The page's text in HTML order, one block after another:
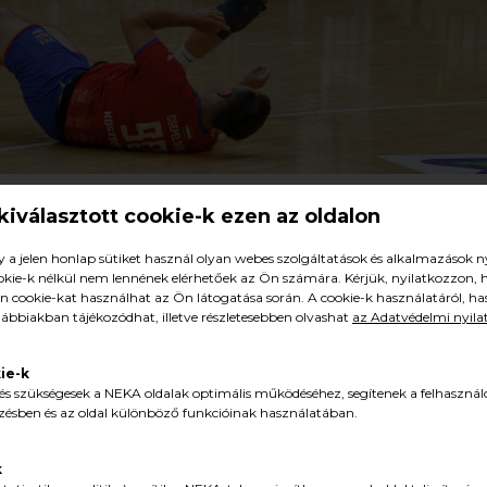
Férfi NB II, Dél-Nyugat – E-F Felsőház, 6. forduló
DSE 31–31 (11–12)
Sportcsarnok, X00 néző. Vezette: Papp Richárd Csaba,
1, Pál 2, Szladovics 5 (2), Halmos 1, Boldog 4, Draskovics Valér 5.
Tamás.
cookie-k ezen az oldalon
a jelen honlap sütiket használ olyan webes szolgáltatások és alkalmazások
k nélkül nem lennének elérhetőek az Ön számára. Kérjük, nyilatkozzon,
cookie-kat használhat az Ön látogatása során. A cookie-k használatáról,
tájékozódhat, illetve részletesebben olvashat az Adatvédelmi
k
szükségesek a NEKA oldalak optimális működéséhez, segítenek a
és az oldal különböző funkcióinak használatában.